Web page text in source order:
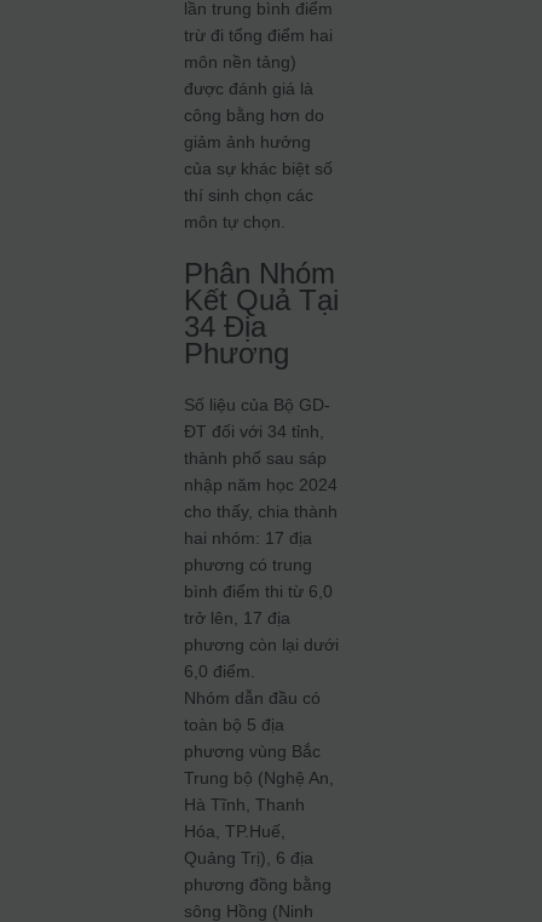
lần trung bình điểm
trừ đi tổng điểm hai
môn nền tảng)
được đánh giá là
công bằng hơn do
giảm ảnh hưởng
của sự khác biệt số
thí sinh chọn các
môn tự chọn.
Phân Nhóm
Kết Quả Tại
34 Địa
Phương
Số liệu của Bộ GD-
ĐT đối với 34 tỉnh,
thành phố sau sáp
nhập năm học 2024
cho thấy, chia thành
hai nhóm: 17 địa
phương có trung
bình điểm thi từ 6,0
trở lên, 17 địa
phương còn lại dưới
6,0 điểm.
Nhóm dẫn đầu có
toàn bộ 5 địa
phương vùng Bắc
Trung bộ (Nghệ An,
Hà Tĩnh, Thanh
Hóa, TP.Huế,
Quảng Trị), 6 địa
phương đồng bằng
sông Hồng (Ninh